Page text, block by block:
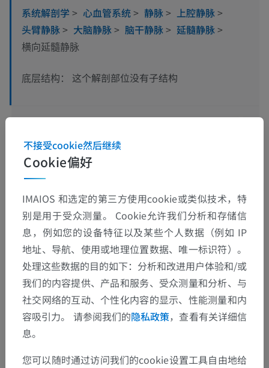
系统解剖学 > 心血管系统> 静脉> 上腔静脉>
头臂静脉> 大脑静脉> 脑干静脉> 延髓静脉>
横向延髓静脉
底层结构： 这个解剖部位没有子结构
翻译
发现错误？
欢迎提出更正、翻译或内容改进的建议。
检举错误
下载APP
Cookie偏好
不接受cookie然后继续
IMAIOS 和选定的第三方使用cookie或类似技术，特
别是用于受众测量。 Cookie允许我们分析和存储信
息，例如您的设备特征以及某些个人数据（例如 IP
地址、导航、使用或地理位置数据、唯一标识符）。
处理这些数据的目的如下：分析和改进用户体验和/或
我们的内容提供、产品和服务、受众测量和分析、与
社交网络的互动、个性化内容的显示、性能测量和内
容吸引力。 请参阅我们的隐私政策，查看有关详细信
息。
您可以随时通过访问我们的cookie设置工具自由地给